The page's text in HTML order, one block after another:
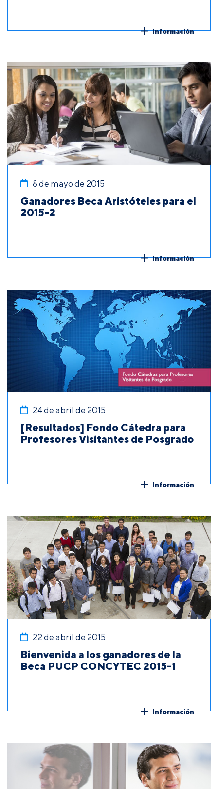
Información
8 de mayo de 2015
Ganadores Beca Aristóteles para el
2015-2
Información
24 de abril de 2015
[Resultados] Fondo Cátedra para
Profesores Visitantes de Posgrado
Información
22 de abril de 2015
Bienvenida a los ganadores de la
Beca PUCP CONCYTEC 2015-1
Información